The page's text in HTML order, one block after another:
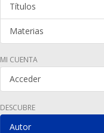
Títulos
Materias
MI CUENTA
Acceder
DESCUBRE
Autor